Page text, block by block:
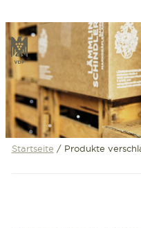
Inhalt
springen
VDP
Startseite / Produkte